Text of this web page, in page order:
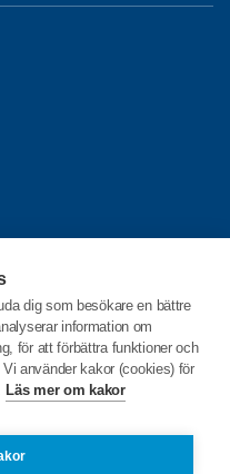
dig som besökare en bättre
information om
för att förbättra funktioner och
använder kakor (cookies) för
Läs mer om kakor